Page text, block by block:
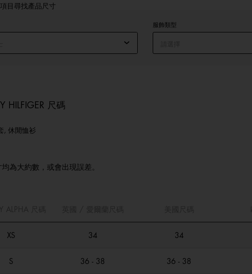
目尋找產品尺寸
服飾類型
HILFIGER 尺碼
, 休閒恤衫
為大約數，或會出現誤差。
XS 34 34
S 36 - 38 36 - 38